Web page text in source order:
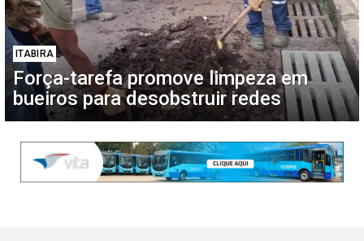
ITABIRA
Força-tarefa promove limpeza em
bueiros para desobstruir redes